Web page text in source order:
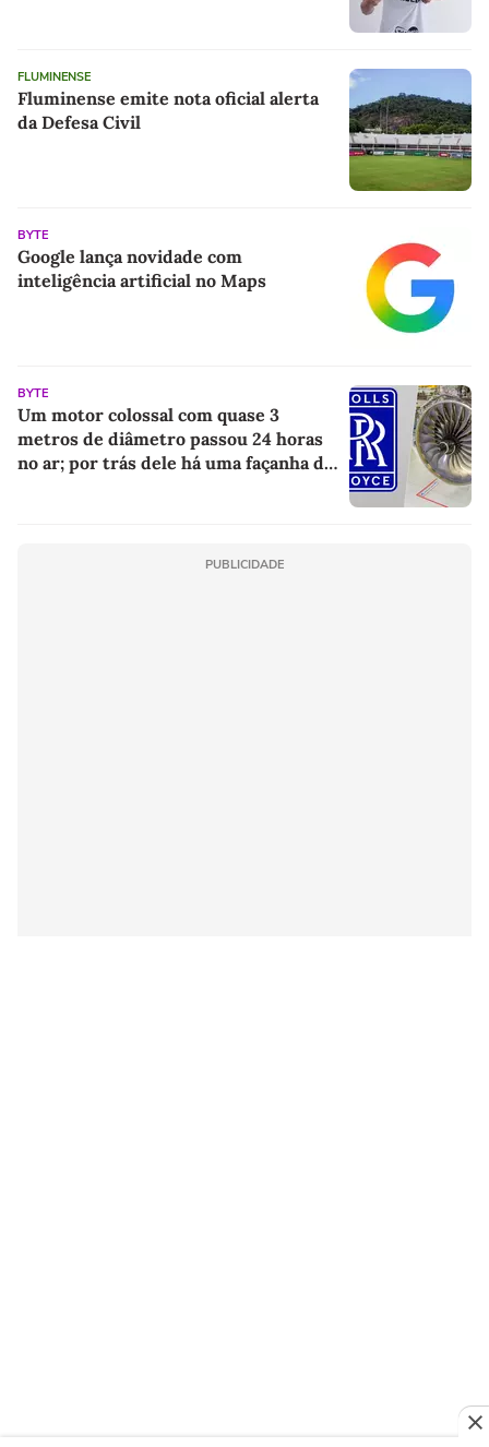
FLUMINENSE
Fluminense emite nota oficial alerta
da Defesa Civil
BYTE
Google lança novidade com
inteligência artificial no Maps
BYTE
Um motor colossal com quase 3
metros de diâmetro passou 24 horas
no ar; por trás dele há uma façanha da
PUBLICIDADE